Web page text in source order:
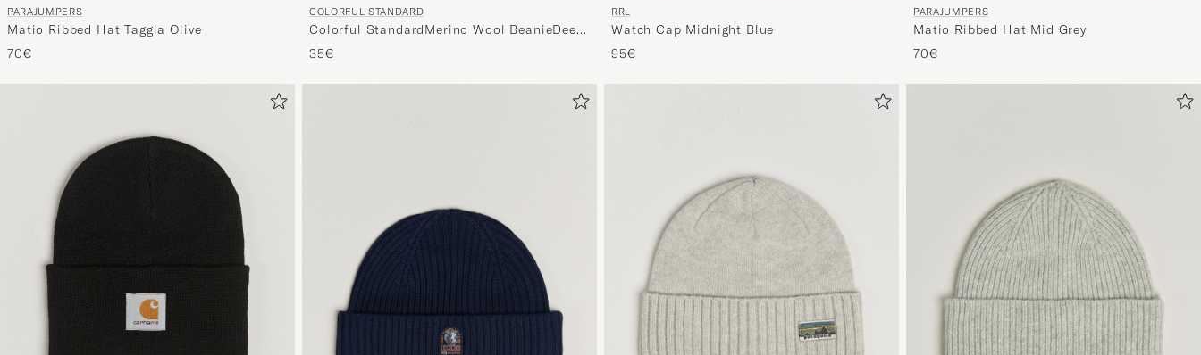
PARAJUMPERS
Matio Ribbed Hat Taggia Olive
70€
COLORFUL STANDARD
Colorful StandardMerino Wool BeanieDeep
Black
35€
RRL
Watch Cap Midnight Blue
95€
PARAJUMPERS
Matio Ribbed Hat Mid Grey
70€